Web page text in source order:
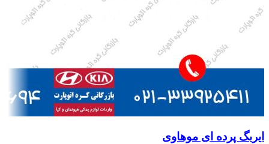
ایربگ پرده ای موهاوی